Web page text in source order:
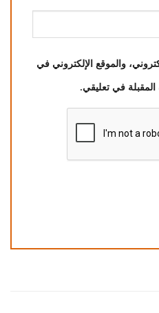
والموقع الإلكتروني في
المقبلة في تعليقي.